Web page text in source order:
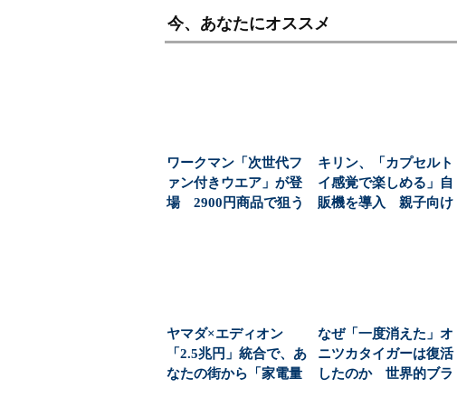
今、あなたにオススメ
ワークマン「次世代フ
ァン付きウエア」が登
場 2900円商品で狙う
キリン、「カプセルト
イ感覚で楽しめる」自
販機を導入 親子向け
ヤマダ×エディオン
「2.5兆円」統合で、あ
なたの街から「家電量
なぜ「一度消えた」オ
ニツカタイガーは復活
したのか 世界的ブラ